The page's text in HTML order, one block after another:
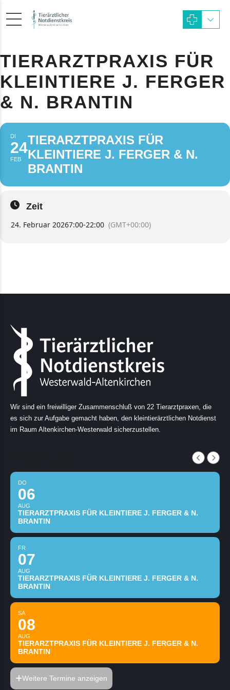
TIERARZTPRAXIS FÜR
KLEINTIERE J. FERGER
& N. BRANTIN
DI
24
FEB
TIERARZTPRAXIS FÜR
KLEINTIERE J. FERGER & N.
BRANTIN
Zeit
24. Februar 20267:00-22:00 (GMT+00:00)
Wir sind ein freiwilliger Zusammenschluß von 22 Tierarztpraxen, die
es sich zur Aufgabe gemacht haben, den kleintierärztlichen Notdienst
im Raum Altenkirchen-Westerwald sicherzustellen.
DO
06
AUG
TIERARZTPRAXIS FÜR KLEINTIERE J. FERGER & N.
BRANTIN
FR
07
AUG
TIERARZTPRAXIS FÜR KLEINTIERE J. FERGER & N.
BRANTIN
SA
08
AUG
TIERARZTPRAXIS FÜR KLEINTIERE J. FERGER & N.
BRANTIN
Weitere Termine anzeigen